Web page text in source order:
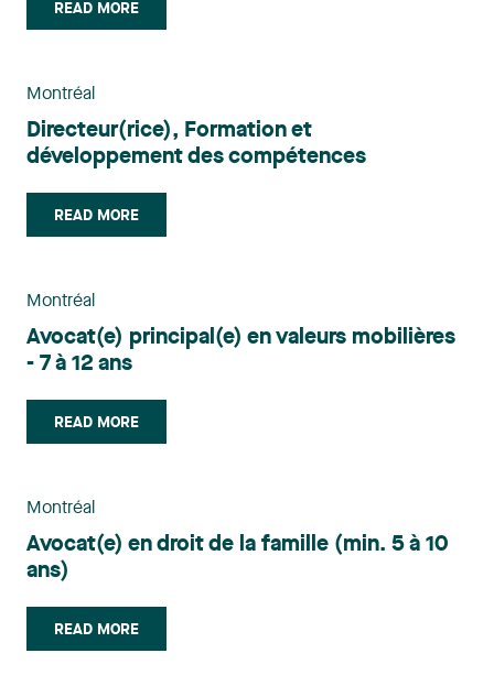
READ MORE
Montréal
Directeur(rice), Formation et
développement des compétences
READ MORE
Montréal
Avocat(e) principal(e) en valeurs mobilières
- 7 à 12 ans
READ MORE
Montréal
Avocat(e) en droit de la famille (min. 5 à 10
ans)
READ MORE